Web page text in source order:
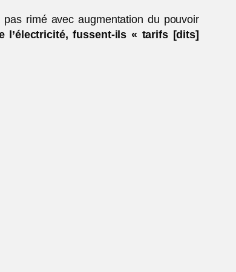
rimé avec augmentation du pouvoir
l’électricité, fussent-ils « tarifs [dits]